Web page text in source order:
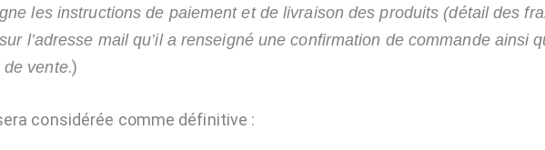
les instructions de paiement et de livraison des produits (détail des
l’adresse mail qu’il a renseigné une confirmation de commande ainsi
de vente.)
considérée comme définitive :